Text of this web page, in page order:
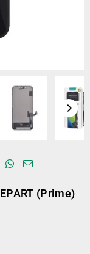
(Prime)